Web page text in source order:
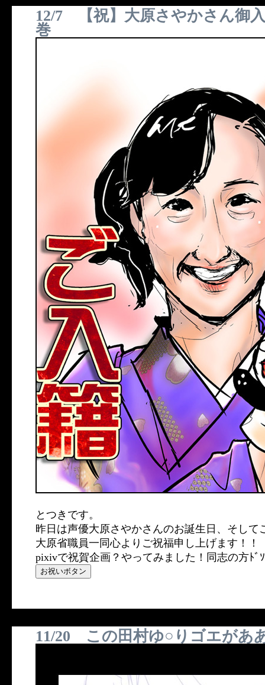
12/7 【祝】大原さやかさん御
巻
とつきです。
昨日は声優大原さやかさんのお誕生日、そして
大原省職員一同心よりご祝福申し上げます！！
pixivで祝賀企画？やってみました！同志の方ﾄﾞ
11/20 この田村ゆ○りゴエがあ